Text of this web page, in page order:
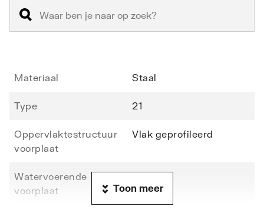
Materiaal Staal
Type 21
Oppervlaktestructuur
voorplaat
Vlak geprofileerd
Watervoerende
voorplaat
Nee
Toon meer